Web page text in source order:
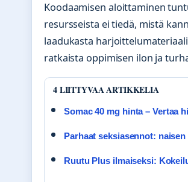
Koodaamisen aloittaminen
resursseista ei tiedä, mistä
laadukasta
ratkaista oppimisen ilon ja
4 LIITTYVAA ARTIKKELIA
Somac 40 mg hinta – Vertaa
Parhaat seksiasennot:
Ruutu Plus ilmaiseksi: